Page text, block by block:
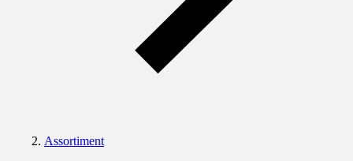
Assortiment